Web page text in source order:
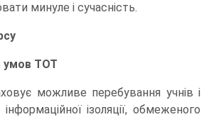
минуле і сучасність.
умов ТОТ
можливе перебування учнів і
ізоляції, обмеженого